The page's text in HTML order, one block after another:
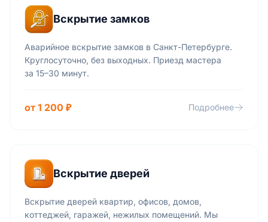
Вскрытие замков
Аварийное вскрытие замков в Санкт-Петербурге.
Круглосуточно, без выходных. Приезд мастера
за 15–30 минут.
от 1 200 ₽ Подробнее
Вскрытие дверей
Вскрытие дверей квартир, офисов, домов,
коттеджей, гаражей, нежилых помещений. Мы